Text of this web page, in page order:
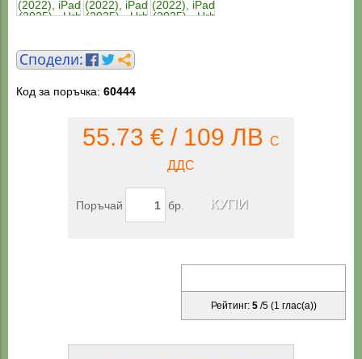
Код за поръчка: 60444
55.73 € / 109 ЛВ С
ДДС
Поръчай бр.
Рейтинг: 5 /5(1 глас(а))